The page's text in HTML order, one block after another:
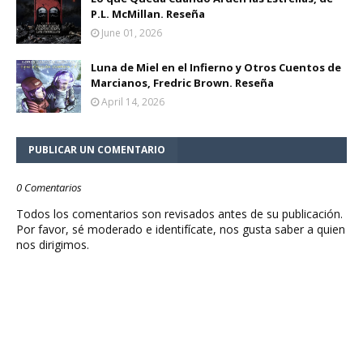
P.L. McMillan. Reseña
June 01, 2026
Luna de Miel en el Infierno y Otros Cuentos de
Marcianos, Fredric Brown. Reseña
April 14, 2026
PUBLICAR UN COMENTARIO
0 Comentarios
Todos los comentarios son revisados antes de su publicación.
Por favor, sé moderado e identifícate, nos gusta saber a quien
nos dirigimos.